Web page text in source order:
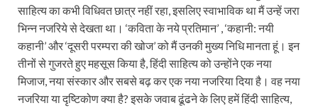
साहित्य का कभी विधिवत छात्र नहीं रहा, इसलिए स्वाभाविक था मैं उन्हें जरा
भिन्न नजरिये से देखता था। ‘कविता के नये प्रतिमान’ , ‘कहानी: नयी
कहानी’ और ‘दूसरी परम्परा की खोज’ को मैं उनकी मुख्य निधि मानता हूं। इन
तीनों से गुजरते हुए महसूस किया है, हिंदी साहित्य को उन्होंने एक नया
मिजाज, नया संस्कार और सबसे बढ़ कर एक नया नजरिया दिया है। वह नया
नजरिया या दृष्टिकोण क्या है? इसके जवाब ढूंढने के लिए हमें हिंदी साहित्य,